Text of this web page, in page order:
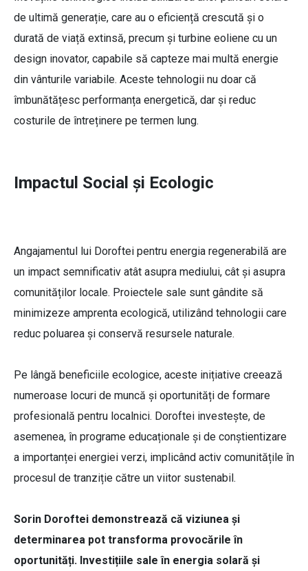
de ultimă generație, care au o eficiență crescută și o
durată de viață extinsă, precum și turbine eoliene cu un
design inovator, capabile să capteze mai multă energie
din vânturile variabile. Aceste tehnologii nu doar că
îmbunătățesc performanța energetică, dar și reduc
costurile de întreținere pe termen lung.
Impactul Social și Ecologic
Angajamentul lui Doroftei pentru energia regenerabilă are
un impact semnificativ atât asupra mediului, cât și asupra
comunităților locale. Proiectele sale sunt gândite să
minimizeze amprenta ecologică, utilizând tehnologii care
reduc poluarea și conservă resursele naturale.
Pe lângă beneficiile ecologice, aceste inițiative creează
numeroase locuri de muncă și oportunități de formare
profesională pentru localnici. Doroftei investește, de
asemenea, în programe educaționale și de conștientizare
a importanței energiei verzi, implicând activ comunitățile în
procesul de tranziție către un viitor sustenabil.
Sorin Doroftei demonstrează că viziunea și
determinarea pot transforma provocările în
oportunități. Investițiile sale în energia solară și